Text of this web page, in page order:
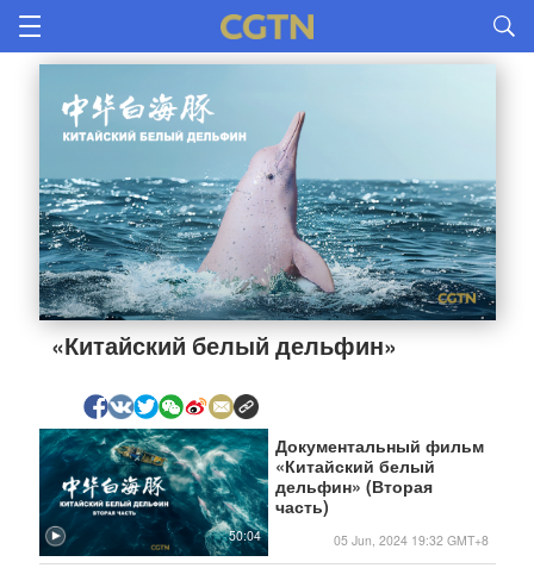
«Китайский белый дельфин»
50:04
Документальный фильм
«Китайский белый
дельфин» (Вторая
часть)
05 Jun, 2024 19:32 GMT+8